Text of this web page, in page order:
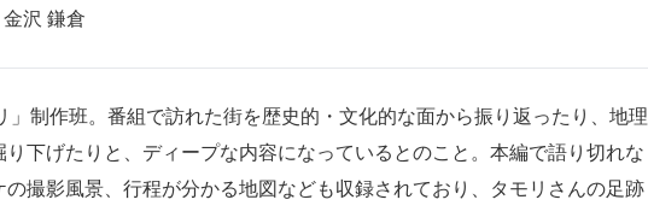
沢 鎌倉
制作班。番組で訪れた街を歴史的・文化的な面から振り返ったり、地理
下げたりと、ディープな内容になっているとのこと。本編で語り切れな
撮影風景、行程が分かる地図なども収録されており、タモリさんの足跡